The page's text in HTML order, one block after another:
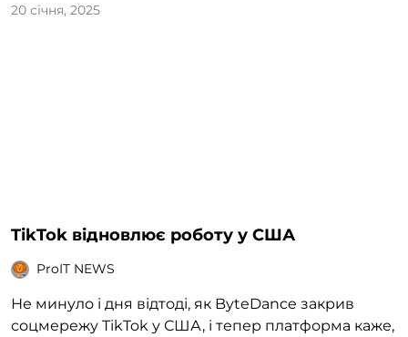
20 січня, 2025
TikTok відновлює роботу у США
ProIT NEWS
Не минуло і дня відтоді, як ByteDance закрив
соцмережу TikTok у США, і тепер платформа каже,